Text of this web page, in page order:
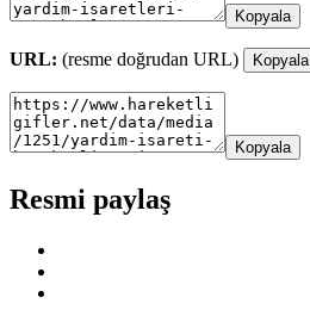
Kopyala
URL: (resme doğrudan URL) Kopyala
Kopyala
Resmi paylaş